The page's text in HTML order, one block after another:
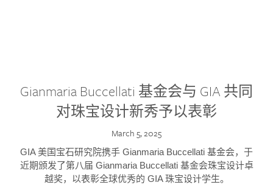
Gianmaria Buccellati 基金会与 GIA 共同
对珠宝设计新秀予以表彰
March 5, 2025
GIA 美国宝石研究院携手 Gianmaria Buccellati 基金会，于
近期颁发了第八届 Gianmaria Buccellati 基金会珠宝设计卓
越奖，以表彰全球优秀的 GIA 珠宝设计学生。